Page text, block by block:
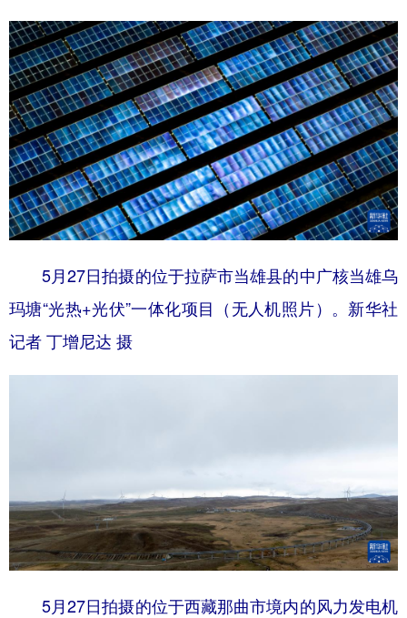
5月27日拍摄的位于拉萨市当雄县的中广核当雄乌
玛塘“光热+光伏”一体化项目（无人机照片）。新华社
记者 丁增尼达 摄
5月27日拍摄的位于西藏那曲市境内的风力发电机